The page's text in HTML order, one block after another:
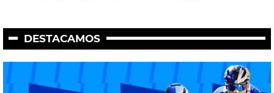
DESTACAMOS